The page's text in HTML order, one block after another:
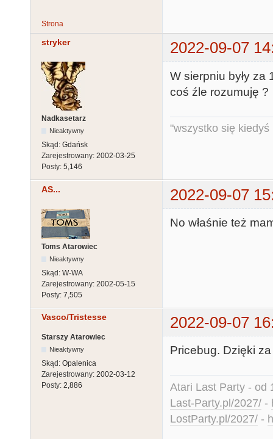
Strona
stryker 2022-09-07
Nadkasetarz
Nieaktywny
Skąd: Gdańsk
Zarejestrowany: 2002-03-25
Posty: 5,146
W sierpniu były za
coś źle rozumuję ?
"wszystko się kiedyś
AS... 2022-09-07
Toms Atarowiec
Nieaktywny
Skąd: W-WA
Zarejestrowany: 2002-05-15
Posty: 7,505
No właśnie też
Vasco/Tristesse 2022-09-07
Starszy Atarowiec
Nieaktywny
Skąd: Opalenica
Zarejestrowany: 2002-03-12
Posty: 2,886
Pricebug. Dzięki
Atari Last Party - od
Last-Party.pl/2027/ -
LostParty.pl/2027/ -